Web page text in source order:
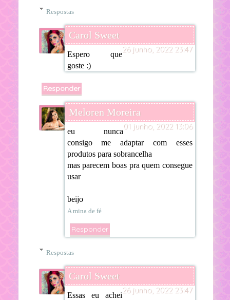
Respostas
Carol Sweet
26 junho, 2022 23:47
Espero que
goste :)
Responder
Meloren Moreira
01 junho, 2022 13:06
eu nunca
consigo me adaptar com esses
produtos para sobrancelha
mas parecem boas pra quem consegue
usar
beijo
A mina de fé
Responder
Respostas
Carol Sweet
26 junho, 2022 23:47
Essas eu achei